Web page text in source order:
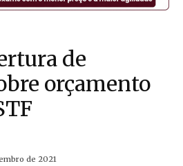
de
orçamento
de 2021